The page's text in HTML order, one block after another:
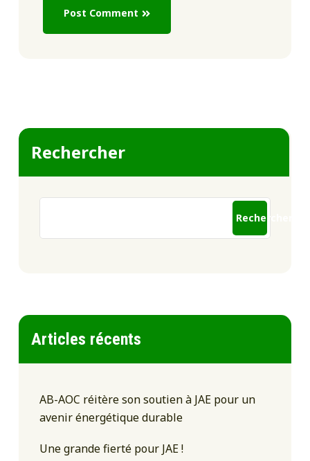
Post Comment
Rechercher
Rechercher
Articles récents
AB-AOC réitère son soutien à JAE pour un
avenir énergétique durable
Une grande fierté pour JAE !